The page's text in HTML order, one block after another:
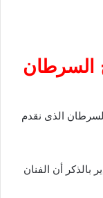
الذى نقدم
بالذكر أن الفنان